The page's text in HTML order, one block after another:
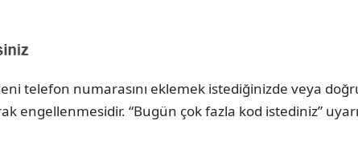
telefon numarasını eklemek istediğinizde veya
engellenmesidir. “Bugün çok fazla kod istediniz”